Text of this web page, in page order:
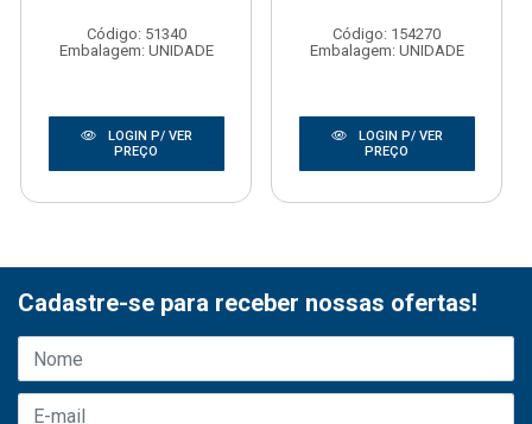
Código: 51340
Embalagem: UNIDADE
LOGIN P/ VER
PREÇO
Código: 154270
Embalagem: UNIDADE
LOGIN P/ VER
PREÇO
Cadastre-se para receber nossas ofertas!